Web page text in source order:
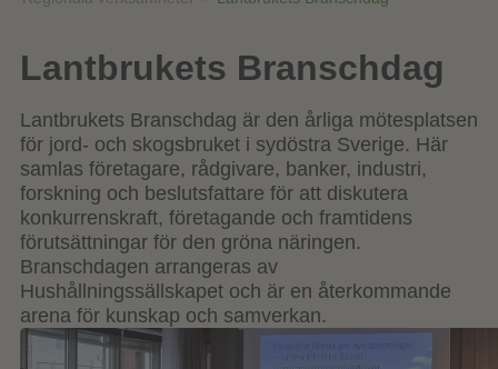
Lantbrukets Branschdag
Lantbrukets Branschdag är den årliga mötesplatsen
för jord- och skogsbruket i sydöstra Sverige. Här
samlas företagare, rådgivare, banker, industri,
forskning och beslutsfattare för att diskutera
konkurrenskraft, företagande och framtidens
förutsättningar för den gröna näringen.
Branschdagen arrangeras av
Hushållningssällskapet och är en återkommande
arena för kunskap och samverkan.